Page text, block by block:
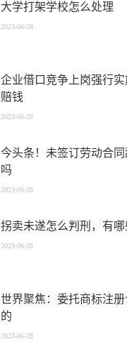
大学打架学校怎么处理
2023-06-28
企业借口竞争上岗强行
赔钱
2023-06-28
今头条！未签订劳动合
吗
2023-06-28
拐卖未遂怎么判刑，有
2023-06-28
世界聚焦：委托商标注
的
2023-06-28